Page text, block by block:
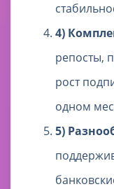
4)
репосты,
рост
одном
5)